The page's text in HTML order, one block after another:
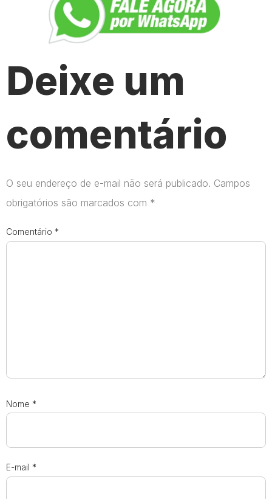
Deixe um
comentário
O seu endereço de e-mail não será publicado. Campos
obrigatórios são marcados com *
Comentário *
Nome *
E-mail *